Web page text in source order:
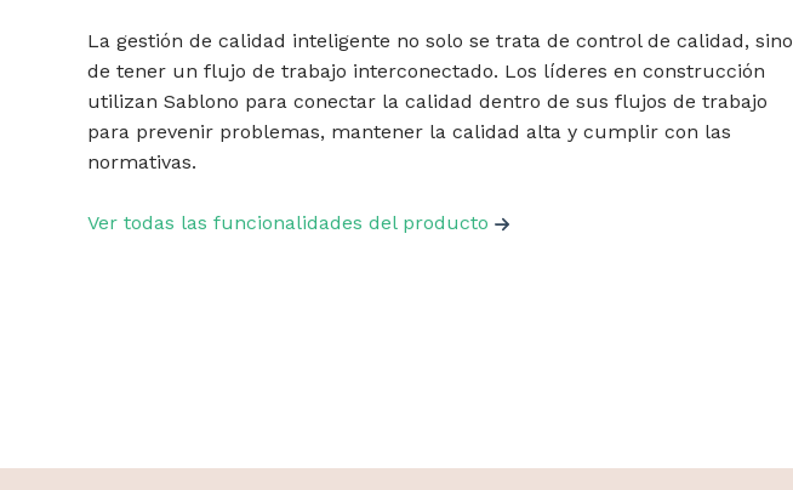
La gestión de calidad inteligente no solo se trata de control de calidad, sino
de tener un flujo de trabajo interconectado. Los líderes en construcción
utilizan Sablono para conectar la calidad dentro de sus flujos de trabajo
para prevenir problemas, mantener la calidad alta y cumplir con las
normativas.
Ver todas las funcionalidades del producto